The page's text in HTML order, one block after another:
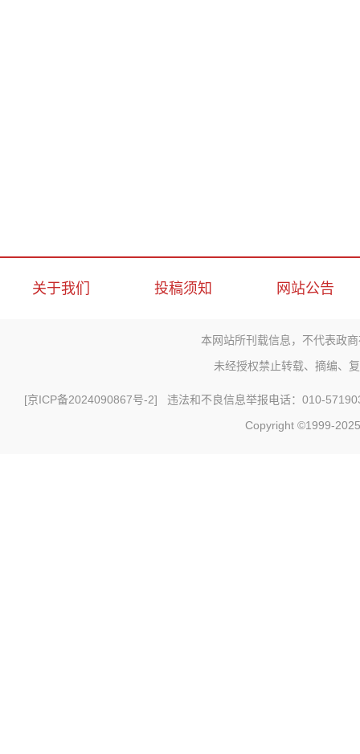
关于我们 投稿须知 网站公告
本网站所刊载信息，不代表政
未经授权禁止转载、摘编、
[京ICP备2024090867号-2] 违法和不良信息举报电话：010-
Copyright ©1999-